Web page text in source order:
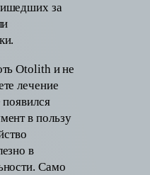
за
Otolith и не
лечение
в пользу
в
Само